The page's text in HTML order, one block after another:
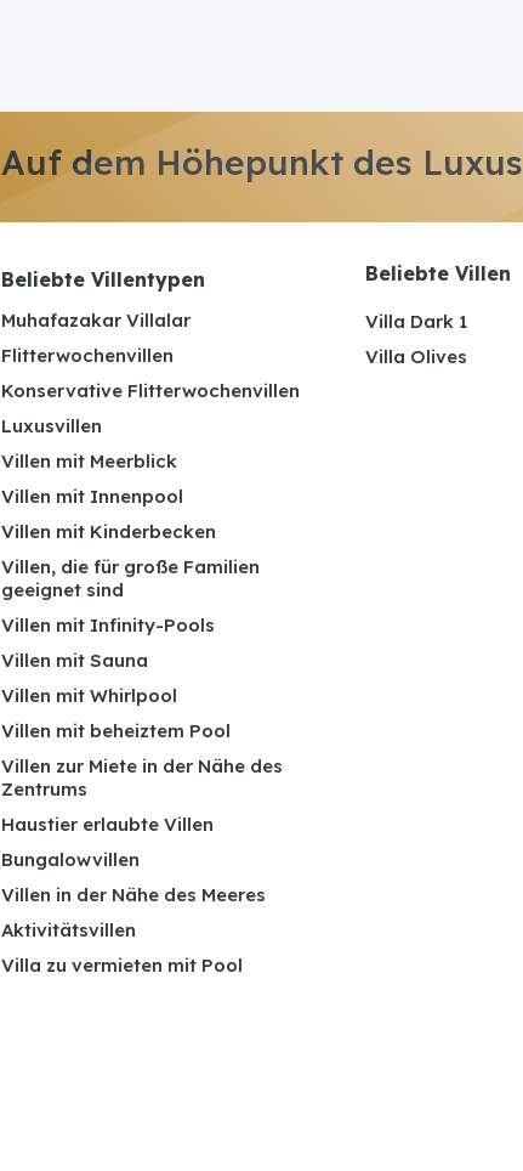
Auf dem Höhepunkt des Luxus
Beliebte Villentypen
Muhafazakar Villalar
Flitterwochenvillen
Konservative Flitterwochenvillen
Luxusvillen
Villen mit Meerblick
Villen mit Innenpool
Villen mit Kinderbecken
Villen, die für große Familien
geeignet sind
Villen mit Infinity-Pools
Villen mit Sauna
Villen mit Whirlpool
Villen mit beheiztem Pool
Villen zur Miete in der Nähe des
Zentrums
Haustier erlaubte Villen
Bungalowvillen
Villen in der Nähe des Meeres
Aktivitätsvillen
Villa zu vermieten mit Pool
Beliebte Villen
Villa Dark 1
Villa Olives